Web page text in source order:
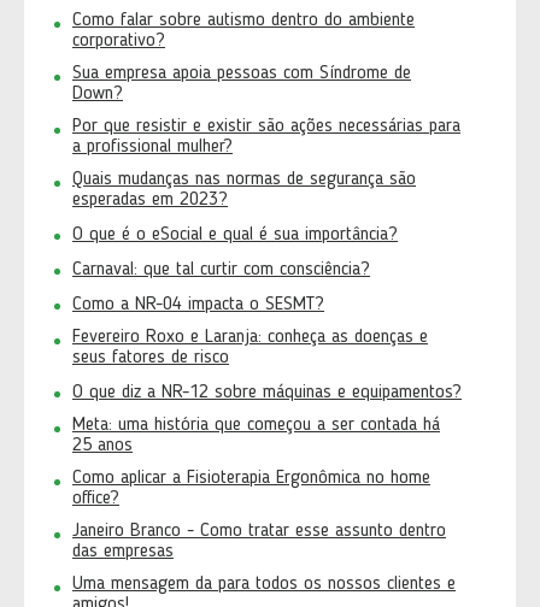
Como falar sobre autismo dentro do ambiente
corporativo?
Sua empresa apoia pessoas com Síndrome de
Down?
Por que resistir e existir são ações necessárias para
a profissional mulher?
Quais mudanças nas normas de segurança são
esperadas em 2023?
O que é o eSocial e qual é sua importância?
Carnaval: que tal curtir com consciência?
Como a NR-04 impacta o SESMT?
Fevereiro Roxo e Laranja: conheça as doenças e
seus fatores de risco
O que diz a NR-12 sobre máquinas e equipamentos?
Meta: uma história que começou a ser contada há
25 anos
Como aplicar a Fisioterapia Ergonômica no home
office?
Janeiro Branco - Como tratar esse assunto dentro
das empresas
Uma mensagem da para todos os nossos clientes e